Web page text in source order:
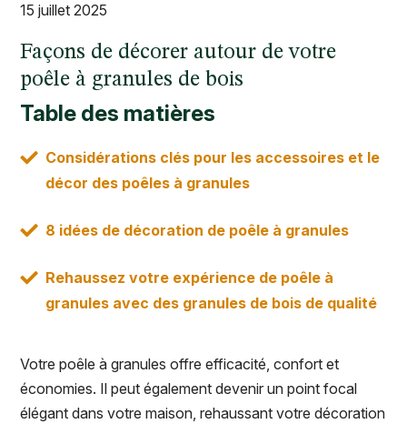
15 juillet 2025
Façons de décorer autour de votre
poêle à granules de bois
Table des matières
Considérations clés pour les accessoires et le
décor des poêles à granules
8 idées de décoration de poêle à granules
Rehaussez votre expérience de poêle à
granules avec des granules de bois de qualité
Votre poêle à granules offre efficacité, confort et
économies. Il peut également devenir un point focal
élégant dans votre maison, rehaussant votre décoration